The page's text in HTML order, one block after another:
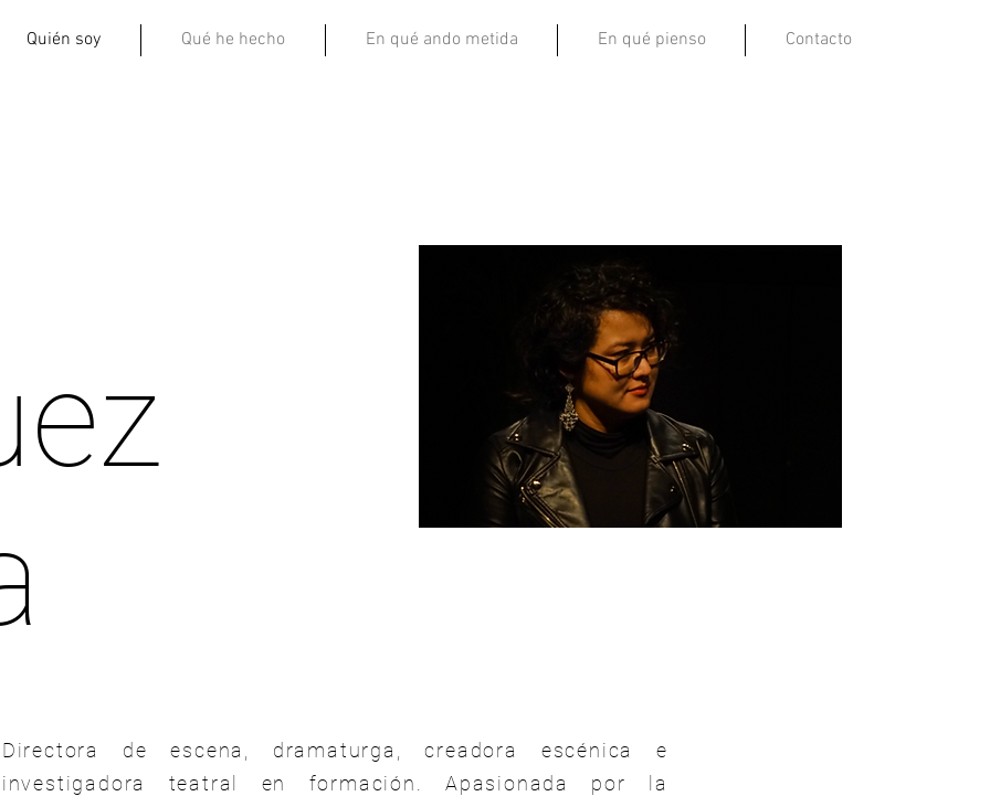
Quién soy Qué he hecho En qué ando metida En qué pienso Contacto
Directora de escena, dramaturga, creadora escénica e
investigadora teatral en formación. Apasionada por la